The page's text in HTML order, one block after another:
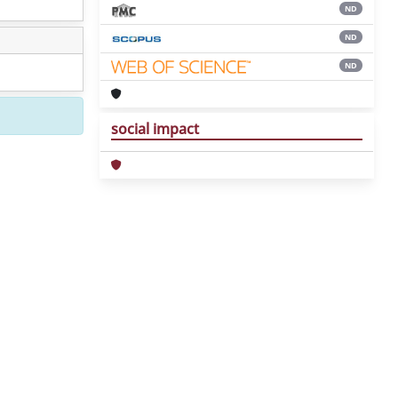
ND
ND
ND
social impact